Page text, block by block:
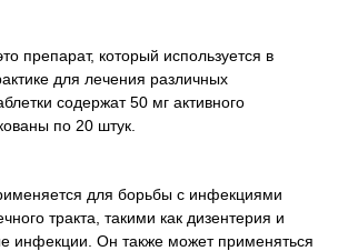
препарат, который используется в
для лечения различных
содержат 50 мг активного
по 20 штук.
для борьбы с инфекциями
тракта, такими как дизентерия и
инфекции. Он также может применяться